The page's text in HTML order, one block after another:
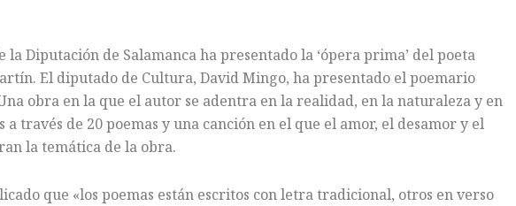
la Diputación de Salamanca ha presentado la ‘ópera prima’ del poeta
El diputado de Cultura, David Mingo, ha presentado el poemario
obra en la que el autor se adentra en la realidad, en la naturaleza y en
a través de 20 poemas y una canción en el que el amor, el desamor y el
la temática de la obra.
que «los poemas están escritos con letra tradicional, otros en verso